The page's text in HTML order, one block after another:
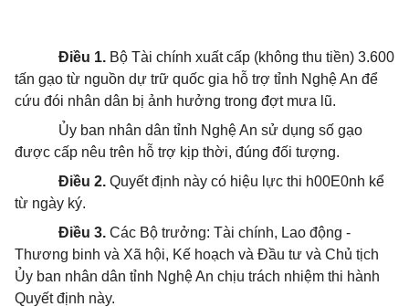
Điều 1. Bộ Tài chính xuất cấp (không thu tiền) 3.600
tấn gạo từ nguồn dự trữ quốc gia hỗ trợ tỉnh Nghệ An để
cứu đói nhân dân bị ảnh hưởng trong đợt mưa lũ.
Ủy ban nhân dân tỉnh Nghệ An sử dụng số gạo
được cấp nêu trên hỗ trợ kịp thời, đúng đối tượng.
Điều 2. Quyết định này có hiệu lực thi h00E0nh kể
từ ngày ký.
Điều 3. Các Bộ trưởng: Tài chính, Lao động -
Thương binh và Xã hội, Kế hoạch và Đầu tư và Chủ tịch
Ủy ban nhân dân tỉnh Nghệ An chịu trách nhiệm thi hành
Quyết định này.